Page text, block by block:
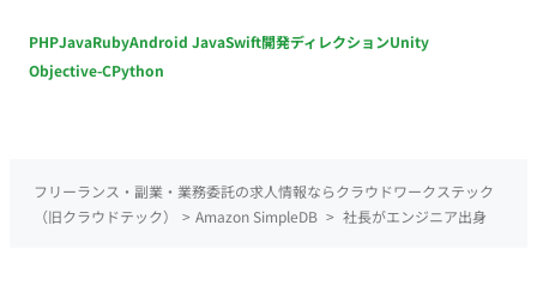
PHPJavaRubyAndroid JavaSwift開発ディレクションUnity
Objective-CPython
フリーランス・副業・業務委託の求人情報ならクラウドワークステック
（旧クラウドテック）
> Amazon SimpleDB > 社長がエンジニア出身